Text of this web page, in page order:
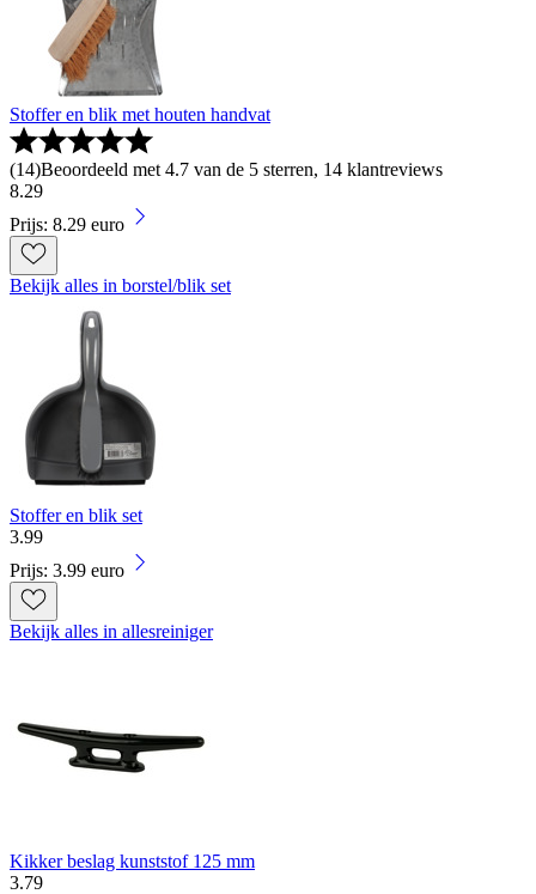
Stoffer en blik met houten handvat
(14)Beoordeeld met 4.7 van de 5 sterren, 14 klantreviews
8.29
Prijs: 8.29 euro
Bekijk alles in borstel/blik set
Stoffer en blik set
3.99
Prijs: 3.99 euro
Bekijk alles in allesreiniger
Kikker beslag kunststof 125 mm
3.79